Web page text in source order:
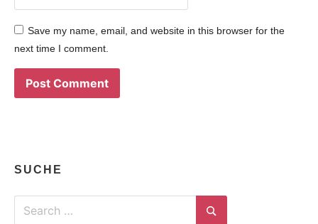
Save my name, email, and website in this browser for the
next time I comment.
SUCHE
Search